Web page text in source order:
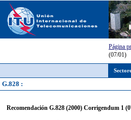
Página
(07/01)
G.828 :
Recomendación G.828 (2000) Corrigendum 1